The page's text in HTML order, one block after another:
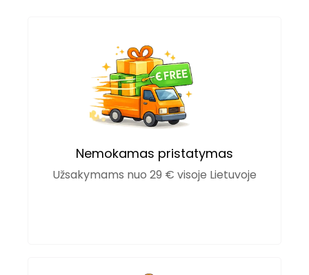
Nemokamas pristatymas
Užsakymams nuo 29 € visoje Lietuvoje